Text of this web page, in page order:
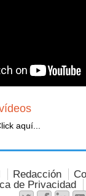
aquí...
Redacción
de Privacidad